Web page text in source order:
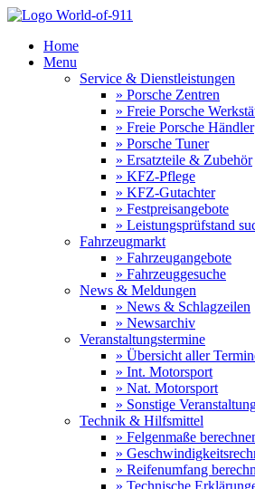
Home
Menu
Service & Dienstleistungen
» Porsche Zentren
» Freie Porsche
» Freie Porsche Händler
» Porsche Tuner
» Ersatzteile & Zubehör
» KFZ-Pflege
» KFZ-Gutachter
» Festpreisangebote
» Leistungsprüfstand
Fahrzeugmarkt
» Fahrzeugangebote
» Fahrzeuggesuche
News & Meldungen
» News & Schlagzeilen
» Newsarchiv
Veranstaltungstermine
» Übersicht aller
» Int. Motorsport
» Nat. Motorsport
» Sonstige
Technik & Hilfsmittel
» Felgenmaße
»
» Reifenumfang
» Technische